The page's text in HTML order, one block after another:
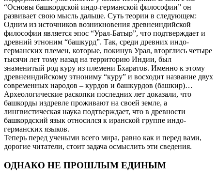
“Основы башкордской индо-германской философии” он
развивает свою мысль дальше. Суть теории в следующем:
Одним из источников возникновения древнеиндийской
философии является эпос “Урал-Батыр”, что подтверждает и
древний этноним “башкурд”. Так, среди древних индо-
германских племен, которые, покинув Урал, вторглись четыре
тысячи лет тому назад на территорию Индии, был
знаменитый род куру из племени Бхаратов. Именно к этому
древнеиндийскому этнониму “куру” и восходит название двух
современных народов – курдов и башкурдов (башкир)…
Археологические раскопки последних лет доказали, что
башкорды издревле проживают на своей земле, а
лингвистическая наука подтверждает, что в древности
башкордский язык относился к иранской группе индо-
германских языков.
Теперь перед учеными всего мира, равно как и перед вами,
дорогие читатели, стоит задача осмыслить эти сведения.
ОДНАКО НЕ ПРОШЛЫМ ЕДИНЫМ